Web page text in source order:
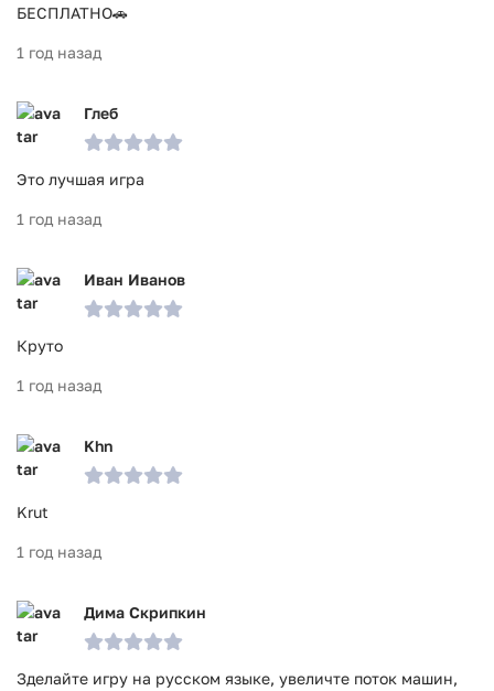
БЕСПЛАТНО🚗
1 год назад
Глеб
Это лучшая игра
1 год назад
Иван Иванов
Круто
1 год назад
Khn
Krut
1 год назад
Дима Скрипкин
Зделайте игру на русском языке, увеличте поток машин,